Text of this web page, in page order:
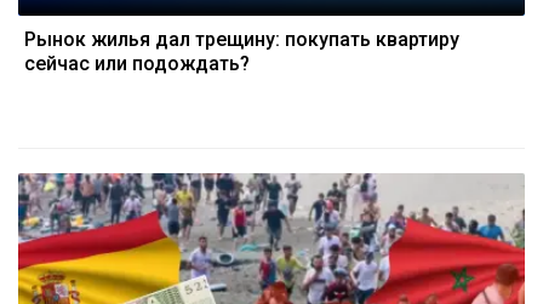
Рынок жилья дал трещину: покупать квартиру
сейчас или подождать?